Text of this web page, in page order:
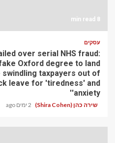
8 min read
עסקים
over serial NHS fraud:
Oxford degree to land
taxpayers out of
leave for 'tiredness' and
'anxiety'
שירה כהן (Shira Cohen) 2 ימים ago